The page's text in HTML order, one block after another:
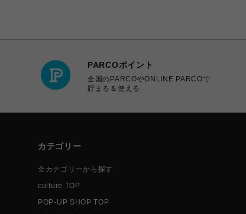
PARCOポイント
全国のPARCOやONLINE PARCOで
貯まる＆使える
カテゴリー
全カテゴリーから探す
culture TOP
POP-UP SHOP TOP